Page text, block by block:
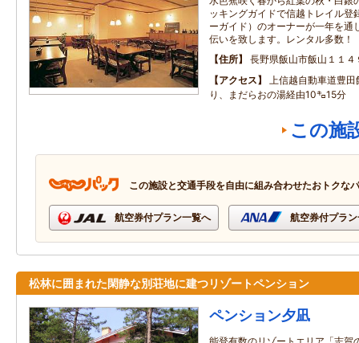
ッキングガイドで信越トレイル登
ーガイド）のオーナーが一年を通
伝いを致します。レンタル多数！
住所
長野県飯山市飯山１１４
アクセス
上信越自動車道豊
り、まだらおの湯経由10㌔15分
この施
この施設と交通手段を自由に組み合わせたおトクな
航空券付プラン一覧へ 航空券付プラ
松林に囲まれた閑静な別荘地に建つリゾートペンション
ペンション夕凪